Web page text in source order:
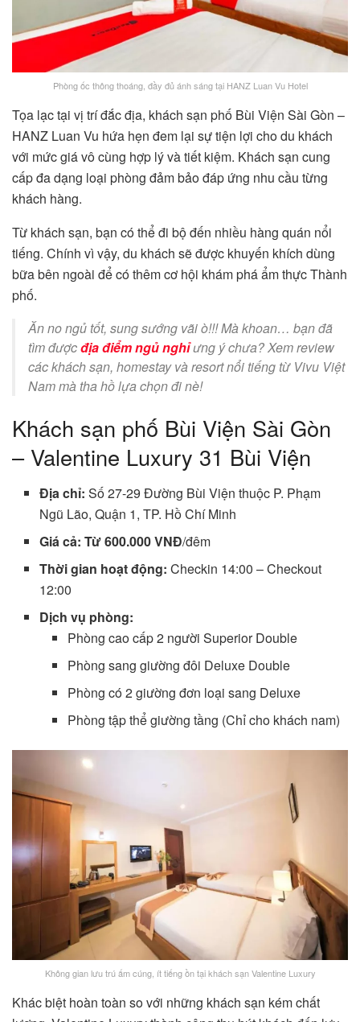
Phòng ốc thông thoáng, đầy đủ ánh sáng tại HANZ Luan Vu Hotel
Tọa lạc tại vị trí đắc địa, khách sạn phố Bùi Viện Sài Gòn –
HANZ Luan Vu hứa hẹn đem lại sự tiện lợi cho du khách
với mức giá vô cùng hợp lý và tiết kiệm. Khách sạn cung
cấp đa dạng loại phòng đảm bảo đáp ứng nhu cầu từng
khách hàng.
Từ khách sạn, bạn có thể đi bộ đến nhiều hàng quán nổi
tiếng. Chính vì vậy, du khách sẽ được khuyến khích dùng
bữa bên ngoài để có thêm cơ hội khám phá ẩm thực Thành
phố.
Ăn no ngủ tốt, sung sướng vãi ò!!! Mà khoan… bạn đã
tìm đượcđịa điểm ngủ nghỉưng ý chưa? Xem review
các khách sạn, homestay và resort nổi tiếng từ Vivu Việt
Nam mà tha hồ lựa chọn đi nè!
Khách sạn phố Bùi Viện Sài Gòn
– Valentine Luxury 31 Bùi Viện
Địa chỉ: Số 27-29 Đường Bùi Viện thuộc P. Phạm
Ngũ Lão, Quận 1, TP. Hồ Chí Minh
Giá cả: Từ 600.000 VNĐ/đêm
Thời gian hoạt động: Checkin 14:00 – Checkout
12:00
Dịch vụ phòng:
Phòng cao cấp 2 người Superior Double
Phòng sang giường đôi Deluxe Double
Phòng có 2 giường đơn loại sang Deluxe
Phòng tập thể giường tầng (Chỉ cho khách nam)
Không gian lưu trú ấm cúng, ít tiếng ồn tại khách sạn Valentine Luxury
Khác biệt hoàn toàn so với những khách sạn kém chất